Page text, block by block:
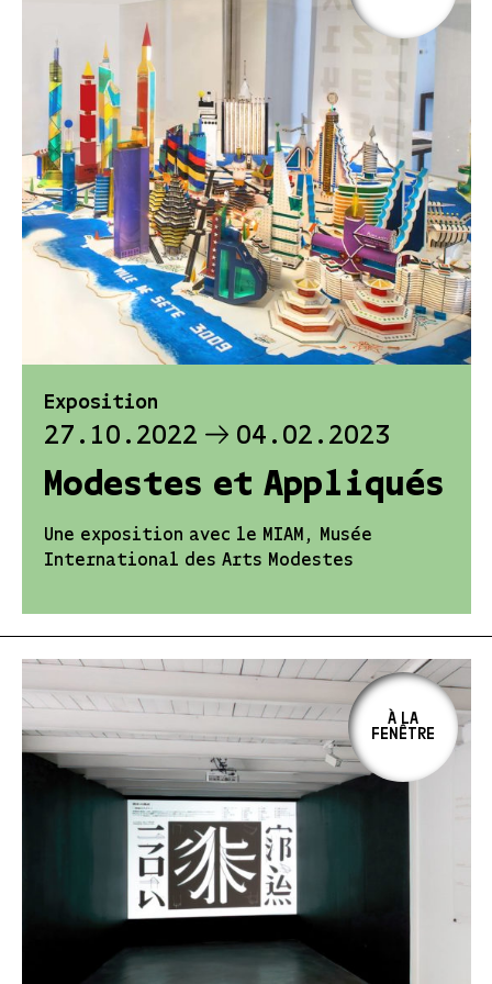
Exposition
27.10.2022 04.02.2023
Modestes et Appliqués
Une exposition avec le MIAM, Musée
International des Arts Modestes
À LA
FENÊTRE